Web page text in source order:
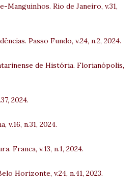
Manguinhos. Rio de Janeiro, v.31,
Passo Fundo, v.24, n.2, 2024.
de História. Florianópolis,
2024.
v.16, n.31, 2024.
Franca, v.13, n.1, 2024.
Horizonte, v.24, n.41, 2023.